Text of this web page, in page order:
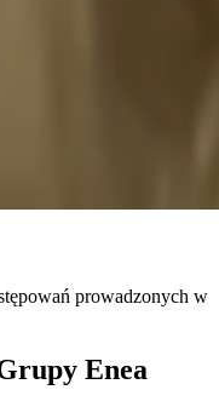
prowadzonych w
Enea